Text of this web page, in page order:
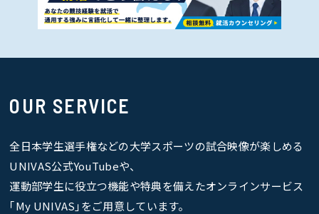
OUR SERVICE
全日本学生選手権などの大学スポーツの試合映像が楽しめる
UNIVAS公式YouTubeや、
運動部学生に役立つ機能や特典を備えたオンラインサービス
｢My UNIVAS｣をご用意しています。